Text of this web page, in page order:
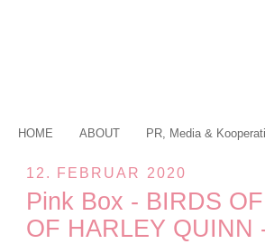
HOME ABOUT PR, Media &
12. FEBRUAR 2020
Pink Box - BIRDS
OF HARLEY QUINN